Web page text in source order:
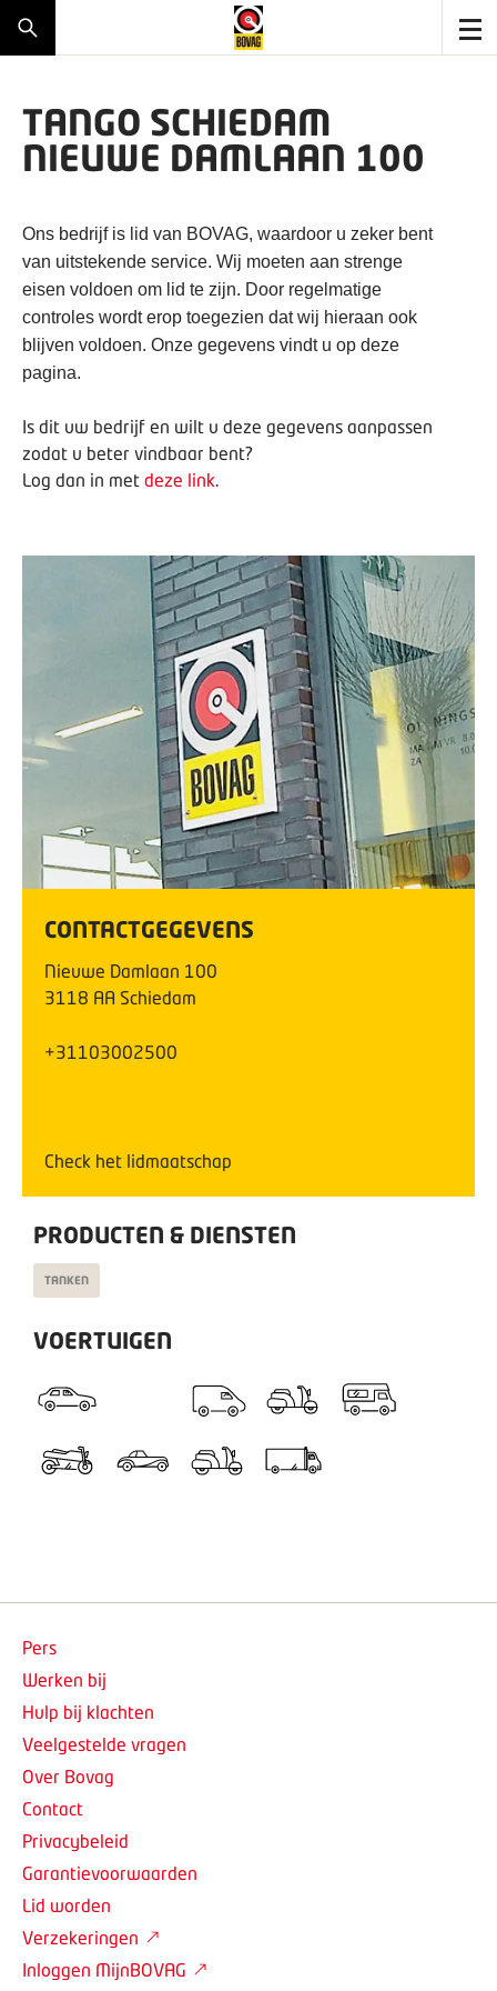
TANGO SCHIEDAM
NIEUWE DAMLAAN 100
Ons bedrijf is lid van BOVAG, waardoor u zeker bent
van uitstekende service. Wij moeten aan strenge
eisen voldoen om lid te zijn. Door regelmatige
controles wordt erop toegezien dat wij hieraan ook
blijven voldoen. Onze gegevens vindt u op deze
pagina.
Is dit uw bedrijf en wilt u deze gegevens aanpassen
zodat u beter vindbaar bent?
Log dan in met deze link.
CONTACTGEGEVENS
Nieuwe Damlaan 100
3118 AA Schiedam
+31103002500
Check het lidmaatschap
PRODUCTEN & DIENSTEN
TANKEN
VOERTUIGEN
Pers
Werken bij
Hulp bij klachten
Veelgestelde vragen
Over Bovag
Contact
Privacybeleid
Garantievoorwaarden
Lid worden
Verzekeringen
Inloggen MijnBOVAG